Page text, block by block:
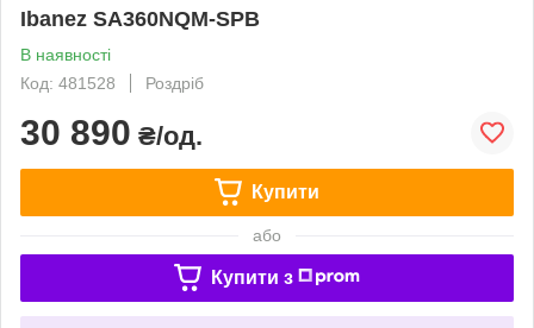
Ibanez SA360NQM-SPB
В наявності
Код: 481528
Роздріб
30 890 ₴/од.
Купити
або
Купити з